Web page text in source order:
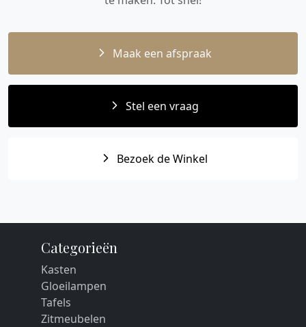
Maak een afspraak
Stel een vraag
Bezoek de Winkel
Categorieën
Kasten
Gloeilampen
Tafels
Zitmeubelen